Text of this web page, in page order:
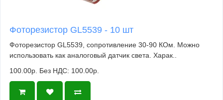
Фоторезистор GL5539 - 10 шт
Фоторезистор GL5539, сопротивление 30-90 КОм. Можно
использовать как аналоговый датчик света. Харак..
100.00р. Без НДС: 100.00р.